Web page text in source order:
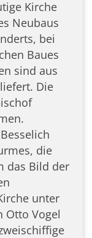
Kirche
Neubaus
bei
Baues
sind aus
Die
die
das Bild der
unter
Otto Vogel